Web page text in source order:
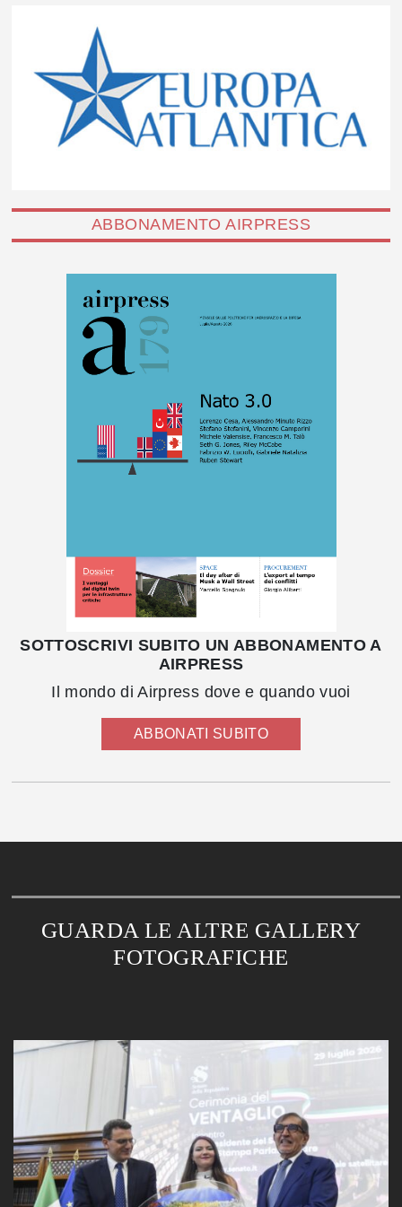
ABBONAMENTO AIRPRESS
SOTTOSCRIVI SUBITO UN ABBONAMENTO A
AIRPRESS
Il mondo di Airpress dove e quando vuoi
ABBONATI SUBITO
GUARDA LE ALTRE GALLERY
FOTOGRAFICHE